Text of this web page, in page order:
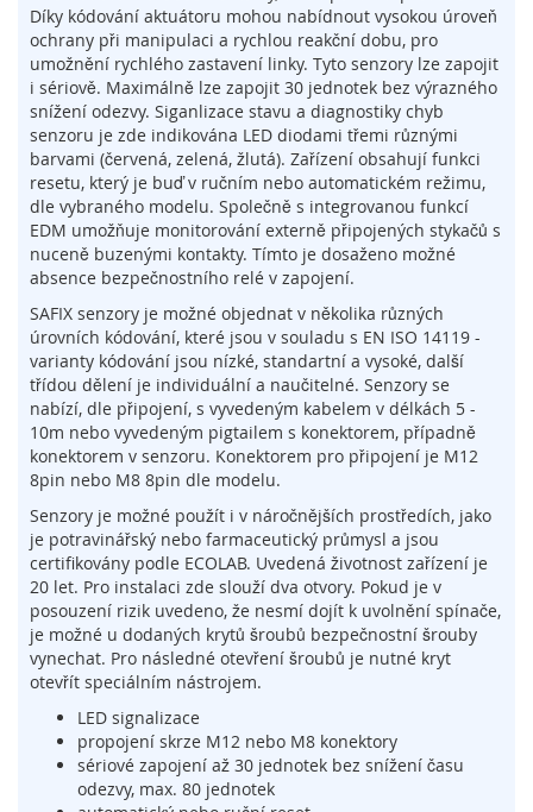
e
D
o
t
y
k
o
v
é
s
e
n
z
o
r
y
S
p
í
n
a
č
e
,
s
e
n
z
o
Díky kódování aktuátoru mohou nabídnout vysokou úroveň
ochrany při manipulaci a rychlou reakční dobu, pro
umožnění rychlého zastavení linky. Tyto senzory lze zapojit
i sériově. Maximálně lze zapojit 30 jednotek bez výrazného
snížení odezvy. Siganlizace stavu a diagnostiky chyb
senzoru je zde indikována LED diodami třemi různými
barvami (červená, zelená, žlutá). Zařízení obsahují funkci
resetu, který je buď v ručním nebo automatickém režimu,
dle vybraného modelu. Společně s integrovanou funkcí
EDM umožňuje monitorování externě připojených stykačů s
nuceně buzenými kontakty. Tímto je dosaženo možné
absence bezpečnostního relé v zapojení.
SAFIX senzory je možné objednat v několika různých
úrovních kódování, které jsou v souladu s EN ISO 14119 -
varianty kódování jsou nízké, standartní a vysoké, další
třídou dělení je individuální a naučitelné. Senzory se
nabízí, dle připojení, s vyvedeným kabelem v délkách 5 -
10m nebo vyvedeným pigtailem s konektorem, případně
konektorem v senzoru. Konektorem pro připojení je M12
8pin nebo M8 8pin dle modelu.
Senzory je možné použít i v náročnějších prostředích, jako
je potravinářský nebo farmaceutický průmysl a jsou
certifikovány podle ECOLAB. Uvedená životnost zařízení je
20 let. Pro instalaci zde slouží dva otvory. Pokud je v
posouzení rizik uvedeno, že nesmí dojít k uvolnění spínače,
je možné u dodaných krytů šroubů bezpečnostní šrouby
vynechat. Pro následné otevření šroubů je nutné kryt
otevřít speciálním nástrojem.
LED signalizace
propojení skrze M12 nebo M8 konektory
sériové zapojení až 30 jednotek bez snížení času
odezvy, max. 80 jednotek